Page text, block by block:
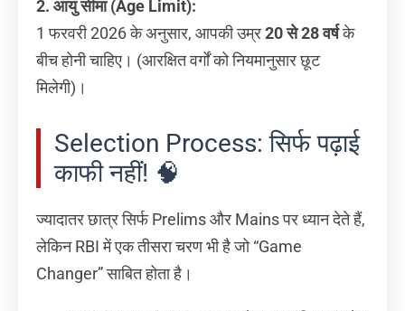
2. आयु सीमा (Age Limit):
1 फरवरी 2026 के अनुसार, आपकी उम्र20 से 28 वर्षके
बीच होनी चाहिए। (आरक्षित वर्गों को नियमानुसार छूट
मिलेगी)।
Selection Process: सिर्फ पढ़ाई
काफी नहीं! 🧠
ज्यादातर छात्र सिर्फ Prelims और Mains पर ध्यान देते हैं,
लेकिन RBI में एक तीसरा चरण भी है जो “Game
Changer” साबित होता है।